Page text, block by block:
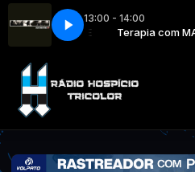
13:00 - 14:00
CAVALCANTE Terapia com
Johnny Cash - Hurt